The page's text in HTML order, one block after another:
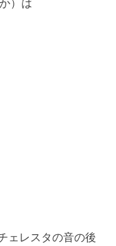
ェレスタの音の後